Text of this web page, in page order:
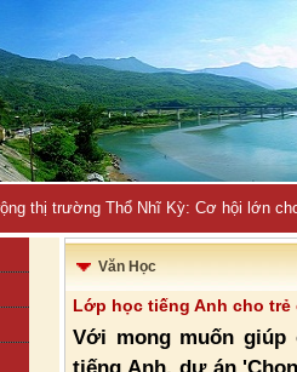
thị trường Thổ Nhĩ Kỳ: Cơ hội lớn
Văn Học
Lớp học tiếng Anh cho trẻ
Với mong muốn
tiếng Anh, dự án